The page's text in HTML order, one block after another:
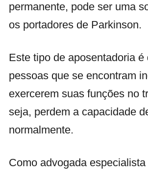
permanente, pode ser uma
os portadores de Parkinson.
Este tipo de aposentadoria é
pessoas que se encontram
exercerem suas funções no
seja, perdem a capacidade
normalmente.
Como advogada especialista